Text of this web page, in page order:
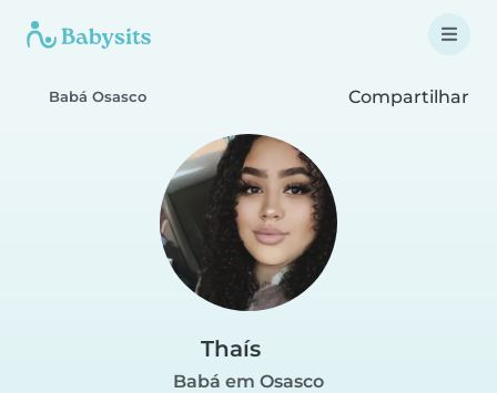
Babá Osasco Compartilhar
Thaís
Babá em Osasco